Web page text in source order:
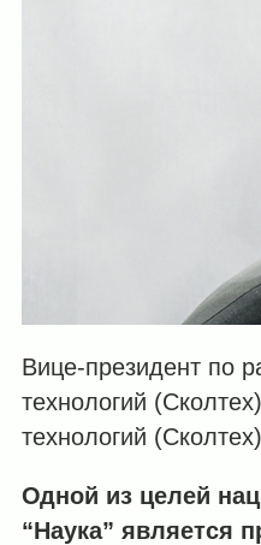
Вице-президент по
технологий
технологий (Сколтех)
Одной из целей
“Наука” является